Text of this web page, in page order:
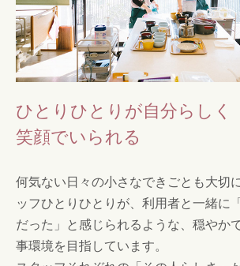
ひとりひとりが自分らしく
笑顔でいられる
何気ない日々の小さなできごとも大切
ッフひとりひとりが、利用者と一緒に
だった」と感じられるような、穏やか
事環境を目指しています。